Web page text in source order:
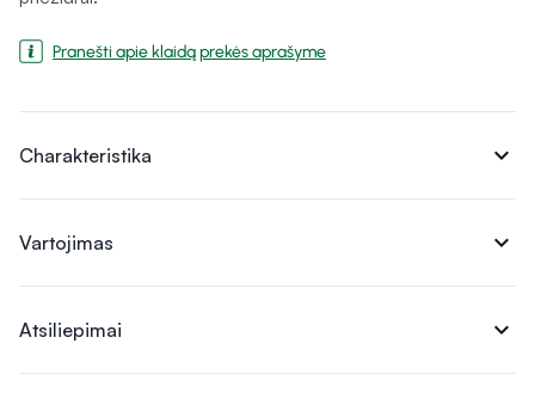
Pranešti apie klaidą prekės aprašyme
Charakteristika expand_more
Vartojimas expand_more
Atsiliepimai expand_more